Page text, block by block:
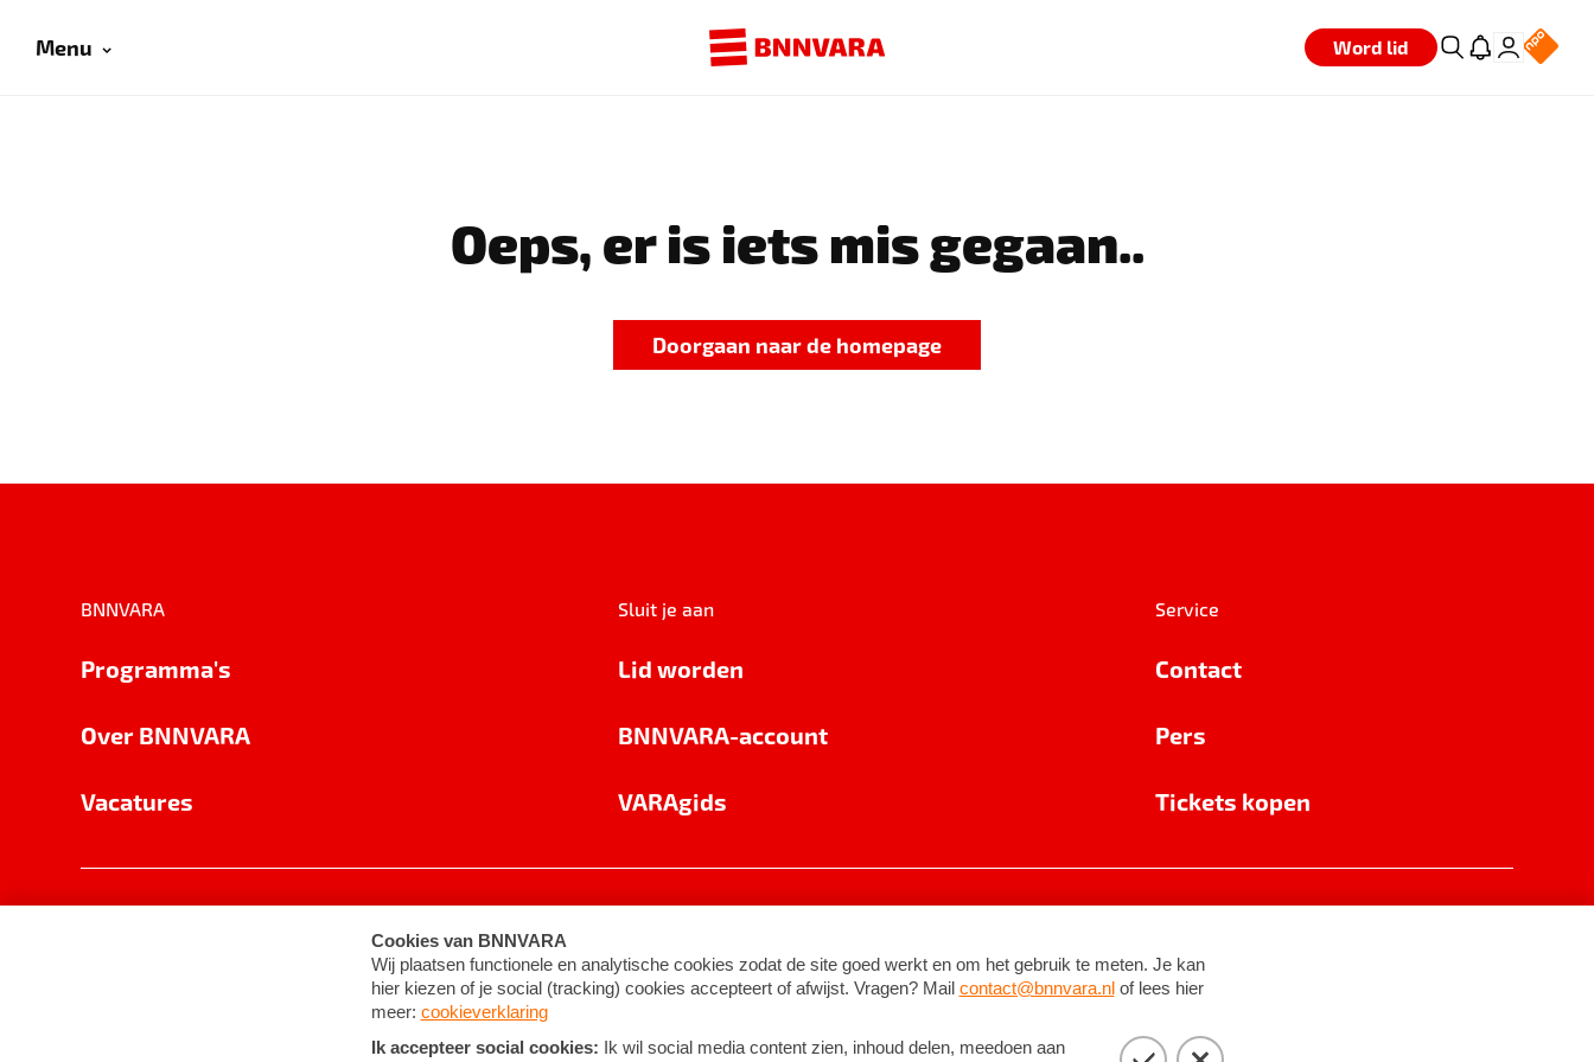
Menu Word lid
Oeps, er is iets mis gegaan..
Doorgaan naar de homepage
BNNVARA
Programma's
Over BNNVARA
Vacatures
Sluit je aan
Lid worden
BNNVARA-account
VARAgids
Service
Contact
Pers
Tickets kopen
Cookie-instellingen Algemene voorwaarden ©2026BNNVARA